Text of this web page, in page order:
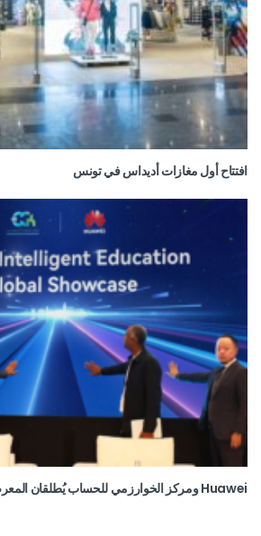
افتتاح أول مغازات أديداس في تونس
Huawei ومركز الخوارزمي للحساب يُطلقان المعرض العالمي للتعليم الذكّي